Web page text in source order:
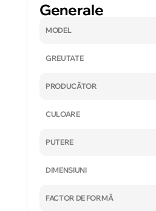
Generale
MODEL
GREUTATE
PRODUCĂTOR
CULOARE
PUTERE
DIMENSIUNI
FACTOR DE FORMĂ